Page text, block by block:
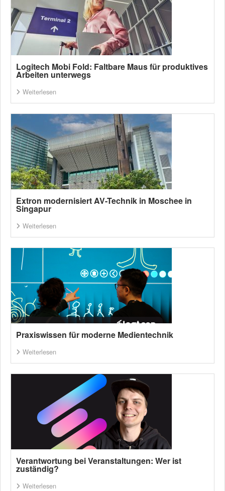
Logitech Mobi Fold: Faltbare Maus für produktives
Arbeiten unterwegs
Weiterlesen
Extron modernisiert AV-Technik in Moschee in
Singapur
Weiterlesen
Praxiswissen für moderne Medientechnik
Weiterlesen
Verantwortung bei Veranstaltungen: Wer ist
zuständig?
Weiterlesen